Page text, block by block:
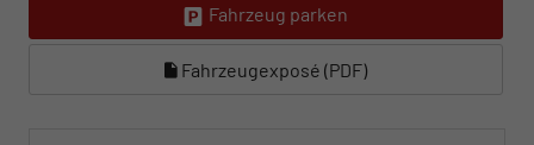
Fahrzeug parken
Fahrzeugexposé (PDF)